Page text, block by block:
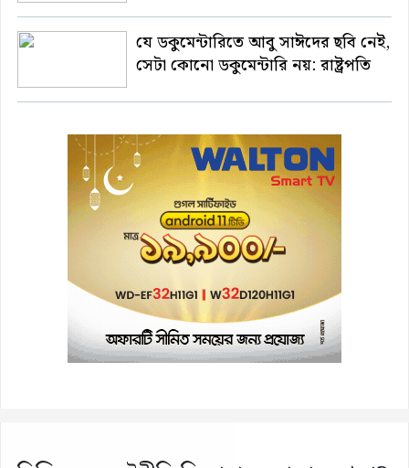
যে ডকুমেন্টারিতে আবু সাঈদের ছবি নেই,
সেটা কোনো ডকুমেন্টারি নয়: রাষ্ট্রপতি